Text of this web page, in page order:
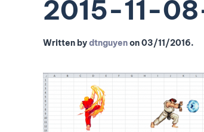
2015-11-
Written bydtnguyenon03/11/2016.